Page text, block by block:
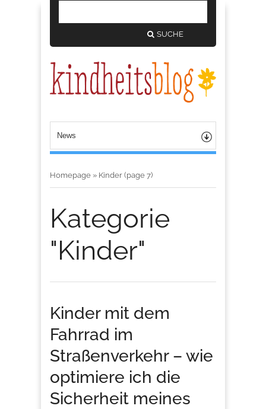
SUCHE
Homepage » Kinder (page 7)
Kategorie
"Kinder"
Kinder mit dem
Fahrrad im
Straßenverkehr – wie
optimiere ich die
Sicherheit meines